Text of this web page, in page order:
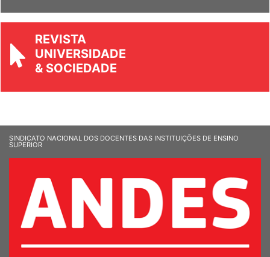
REVISTA
UNIVERSIDADE
& SOCIEDADE
SINDICATO NACIONAL DOS DOCENTES DAS INSTITUIÇÕES DE ENSINO
SUPERIOR